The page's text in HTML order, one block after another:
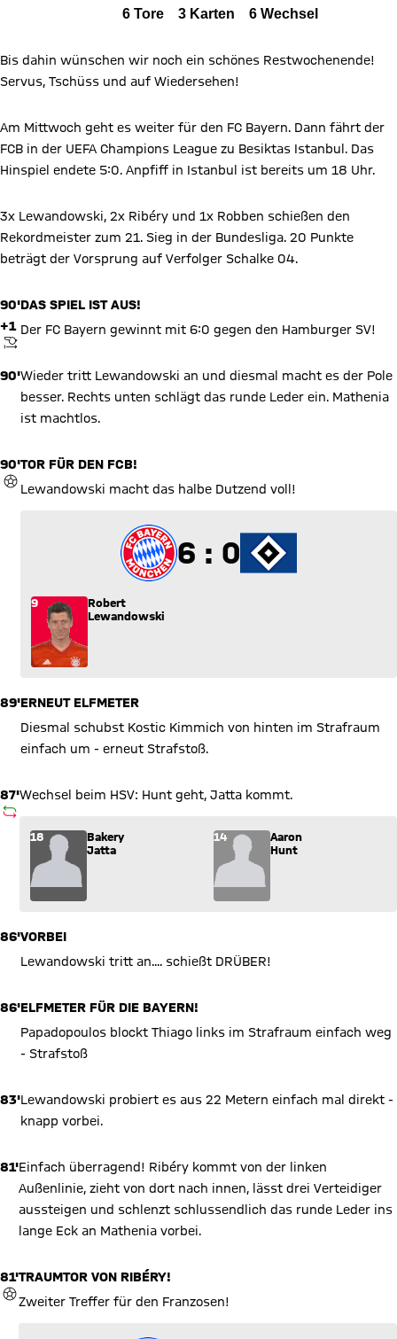
6 Tore 3 Karten 6 Wechsel
Bis dahin wünschen wir noch ein schönes Restwochenende!
Servus, Tschüss und auf Wiedersehen!
Am Mittwoch geht es weiter für den FC Bayern. Dann fährt der
FCB in der UEFA Champions League zu Besiktas Istanbul. Das
Hinspiel endete 5:0. Anpfiff in Istanbul ist bereits um 18 Uhr.
3x Lewandowski, 2x Ribéry und 1x Robben schießen den
Rekordmeister zum 21. Sieg in der Bundesliga. 20 Punkte
beträgt der Vorsprung auf Verfolger Schalke 04.
90'
+1
ANPFIFF
DAS SPIEL IST AUS!
Der FC Bayern gewinnt mit 6:0 gegen den Hamburger SV!
90'Wieder tritt Lewandowski an und diesmal macht es der Pole
besser. Rechts unten schlägt das runde Leder ein. Mathenia
ist machtlos.
90'
TOR
TOR FÜR DEN FCB!
Lewandowski macht das halbe Dutzend voll!
6 zu 0
6 : 0
9
Robert
Lewandowski
89'ERNEUT ELFMETER
Diesmal schubst Kostic Kimmich von hinten im Strafraum
einfach um - erneut Strafstoß.
87'
AUSWECHSLUNG
Wechsel beim HSV: Hunt geht, Jatta kommt.
Wechsel: Bakery Jatta (18) kommt für Aaron Hunt (14) ins
18
Bakery
Jatta
14
Aaron
Hunt
86'VORBEI
Lewandowski tritt an.... schießt DRÜBER!
86'ELFMETER FÜR DIE BAYERN!
Papadopoulos blockt Thiago links im Strafraum einfach weg
- Strafstoß
83'Lewandowski probiert es aus 22 Metern einfach mal direkt -
knapp vorbei.
81'Einfach überragend! Ribéry kommt von der linken
Außenlinie, zieht von dort nach innen, lässt drei Verteidiger
aussteigen und schlenzt schlussendlich das runde Leder ins
lange Eck an Mathenia vorbei.
81'
TOR
TRAUMTOR VON RIBÉRY!
Zweiter Treffer für den Franzosen!